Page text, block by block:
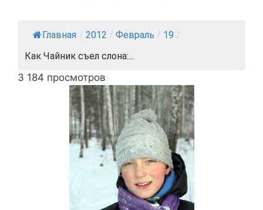
Главная / 2012 / Февраль / 19 /
Как Чайник съел слона:...
3 184 просмотров